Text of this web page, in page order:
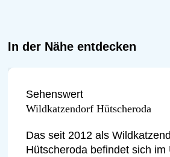
In der Nähe entdecken
Sehenswert
Wildkatzendorf Hütscheroda
Das seit 2012 als
Hütscheroda befindet sich im